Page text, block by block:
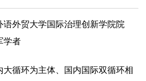
语外贸大学国际治理创新学院院
学者
大循环为主体、国内国际双循环相